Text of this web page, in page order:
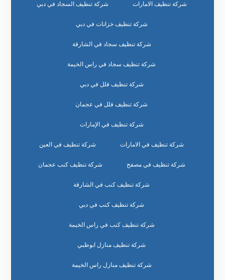
شركة تنظيف الامارات شركة تنظيف السجاد في دبي
شركة تنظيف خزانات في دبي
شركة تنظيف سجاد في الشارقة
شركة تنظيف سجاد في راس الخيمة
شركة تنظيف فلل في دبي
شركة تنظيف فلل في عجمان
شركة تنظيف في الإمارات
شركة تنظيف في الامارات شركة تنظيف في العين
شركة تنظيف في مصفح شركة تنظيف كنب عجمان
شركة تنظيف كنب في الشارقة
شركة تنظيف كنب في دبي
شركة تنظيف كنب في راس الخيمة
شركة تنظيف منازل ابوظبي
شركة تنظيف منازل راس الخيمة